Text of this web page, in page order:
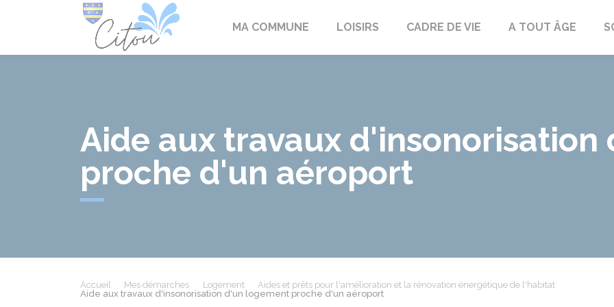
MA COMMUNE LOISIRS CADRE DE VIE A TOUT ÂGE
Aide aux travaux
proche d'un aéroport
Accueil Mes démarches Logement
Aides et prêts pour l'amélioration et la rénovation énergétique de l'habitat
Aide aux travaux d'insonorisation d'un logement proche d'un aéroport